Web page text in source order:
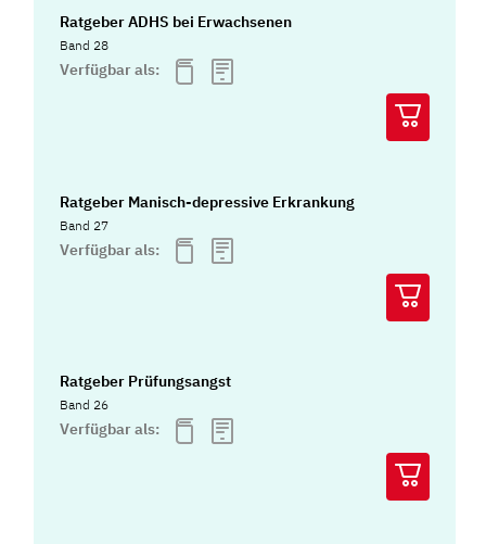
Ratgeber ADHS bei Erwachsenen
Band 28
Verfügbar als:
Ratgeber Manisch-depressive Erkrankung
Band 27
Verfügbar als:
Ratgeber Prüfungsangst
Band 26
Verfügbar als: